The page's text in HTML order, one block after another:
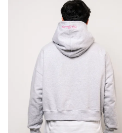
NL · € — PAÍSES BAJOS
PL · ZŁ — POLONIA
PT · € — PORTUGAL
GB · £ — REINO UNIDO
RO · LEI — RUMANÍA
SE · KR — SUECIA